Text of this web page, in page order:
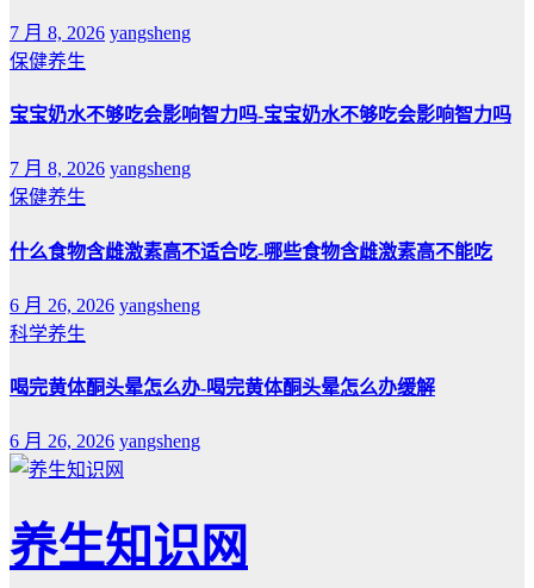
7 月 8, 2026 yangsheng
保健养生
宝宝奶水不够吃会影响智力吗-宝宝奶水不够吃会影响智力吗
7 月 8, 2026 yangsheng
保健养生
什么食物含雌激素高不适合吃-哪些食物含雌激素高不能吃
6 月 26, 2026 yangsheng
科学养生
喝完黄体酮头晕怎么办-喝完黄体酮头晕怎么办缓解
6 月 26, 2026 yangsheng
养生知识网